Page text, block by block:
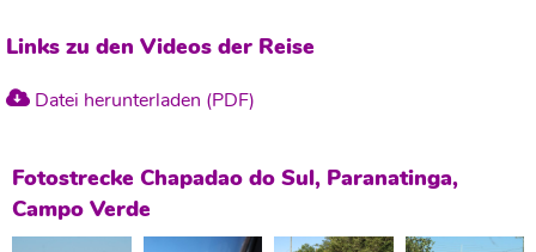
Links zu den Videos der Reise
Datei herunterladen (PDF)
Fotostrecke Chapadao do Sul, Paranatinga,
Campo Verde